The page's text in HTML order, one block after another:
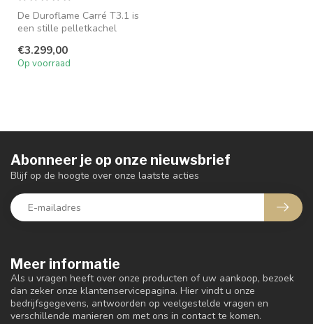
De Duroflame Carré T3.1 is
een stille pelletkachel
v...
€3.299,00
Op voorraad
Meer informatie
Als u vragen heeft over onze producten of uw aankoop, bezoek
dan zeker onze klantenservicepagina. Hier vindt u onze
bedrijfsgegevens, antwoorden op veelgestelde vragen en
verschillende manieren om met ons in contact te komen.
Abonneer je op onze nieuwsbrief
Blijf op de hoogte over onze laatste acties